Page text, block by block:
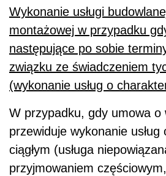
Wykonanie usługi
montażowej w przypadku
następujące po sobie
związku ze świadczeniem
(wykonanie usług o
W przypadku, gdy umowa o
przewiduje wykonanie
ciągłym (usługa
przyjmowaniem